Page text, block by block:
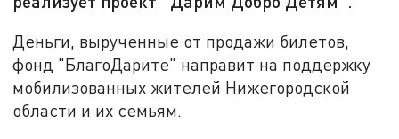
Деньги, вырученные от продажи билетов,
фонд "БлагоДарите" направит на поддержку
мобилизованных жителей Нижегородской
области и их семьям.